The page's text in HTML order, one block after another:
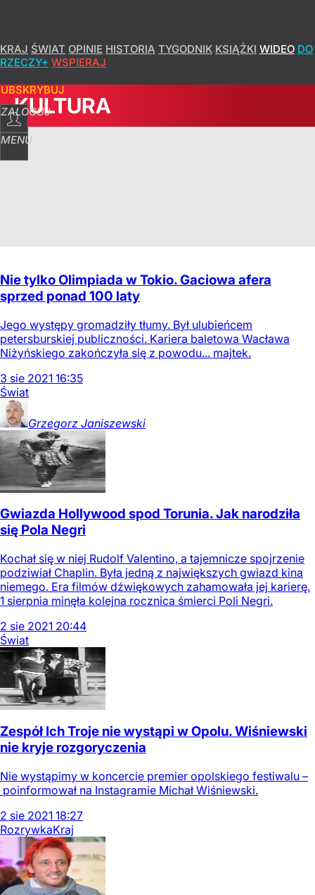
KRAJ ŚWIAT OPINIE HISTORIA TYGODNIK KSIĄŻKI WIDEO DO
RZECZY+ WSPIERAJ
ZALOGUJ
MENU
KULTURA
Nie tylko Olimpiada w Tokio. Gaciowa afera
sprzed ponad 100 laty
Jego występy gromadziły tłumy. Był ulubieńcem
petersburskiej publiczności. Kariera baletowa Wacława
Niżyńskiego zakończyła się z powodu... majtek.
3 sie 2021 16:35
Świat
Grzegorz Janiszewski
Gwiazda Hollywood spod Torunia. Jak narodziła
się Pola Negri
Kochał się w niej Rudolf Valentino, a tajemnicze spojrzenie
podziwiał Chaplin. Była jedną z największych gwiazd kina
niemego. Era filmów dźwiękowych zahamowała jej karierę.
1 sierpnia minęła kolejna rocznica śmierci Poli Negri.
2 sie 2021 20:44
Świat
Zespół Ich Troje nie wystąpi w Opolu. Wiśniewski
nie kryje rozgoryczenia
Nie wystąpimy w koncercie premier opolskiego festiwalu –
poinformował na Instagramie Michał Wiśniewski.
2 sie 2021 18:27
RozrywkaKraj